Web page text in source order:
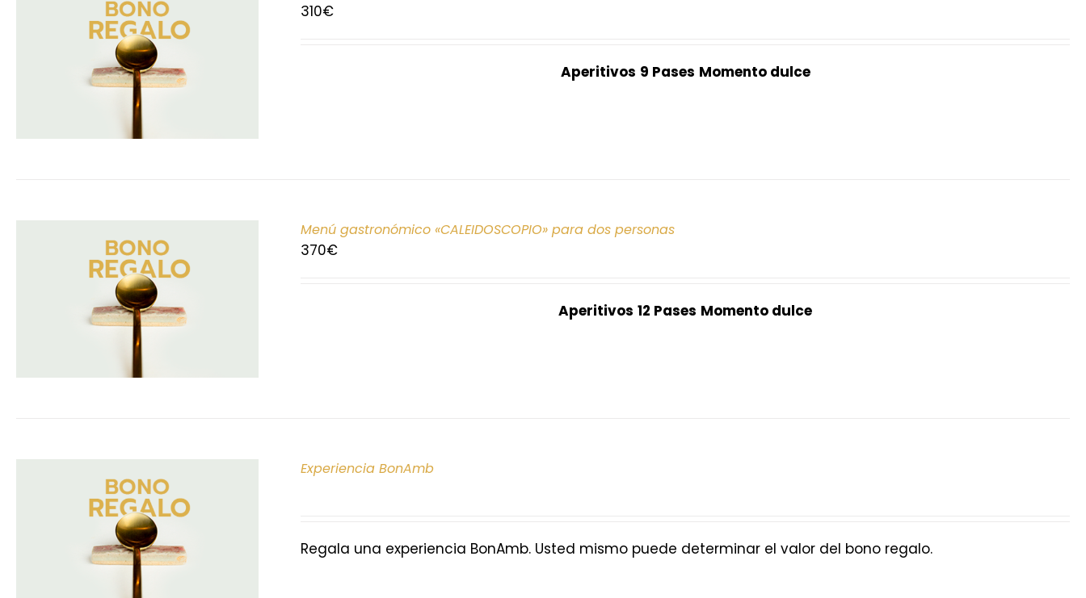
310€
Aperitivos 9 Pases Momento dulce
Menú gastronómico «CALEIDOSCOPIO» para dos personas
370€
Aperitivos 12 Pases Momento dulce
Experiencia BonAmb
Regala una experiencia BonAmb. Usted mismo puede determinar el valor del bono regalo.